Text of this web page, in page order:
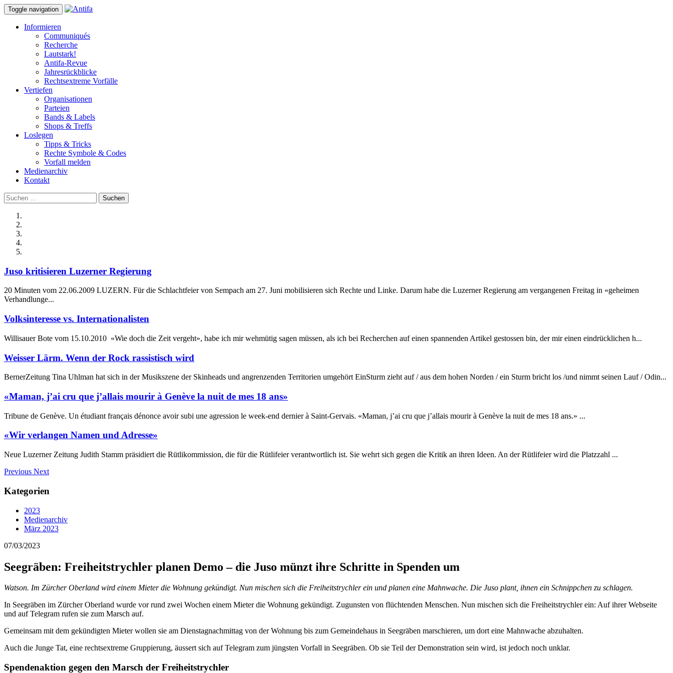
Toggle navigation
Informieren
Communiqués
Recherche
Lautstark!
Antifa-Revue
Jahresrückblicke
Rechtsextreme Vorfälle
Vertiefen
Organisationen
Parteien
Bands & Labels
Shops & Treffs
Loslegen
Tipps & Tricks
Rechte Symbole & Codes
Vorfall melden
Medienarchiv
Kontakt
Suchen
nach:
Juso kritisieren Luzerner Regierung
20 Minuten vom 22.06.2009 LUZERN. Für die Schlachtfeier von Sempach am 27. Juni mobilisieren sich Rechte und Linke. Darum habe die Luzerner Regierung am vergangenen Freitag in «geheimen
Verhandlunge...
Volksinteresse vs. Internationalisten
Willisauer Bote vom 15.10.2010 «Wie doch die Zeit vergeht», habe ich mir wehmütig sagen müssen, als ich bei Recherchen auf einen spannenden Artikel gestossen bin, der mir einen eindrücklichen h...
Weisser Lärm. Wenn der Rock rassistisch wird
BernerZeitung Tina Uhlman hat sich in der Musikszene der Skinheads und angrenzenden Territorien umgehört EinSturm zieht auf / aus dem hohen Norden / ein Sturm bricht los /und nimmt seinen Lauf / Odin...
«Maman, j’ai cru que j’allais mourir à Genève la nuit de mes 18 ans»
Tribune de Genève. Un étudiant français dénonce avoir subi une agression le week-end dernier à Saint-Gervais. «Maman, j’ai cru que j’allais mourir à Genève la nuit de mes 18 ans.» ...
«Wir verlangen Namen und Adresse»
Neue Luzerner Zeitung Judith Stamm präsidiert die Rütlikommission, die für die Rütlifeier verantwortlich ist. Sie wehrt sich gegen die Kritik an ihren Ideen. An der Rütlifeier wird die Platzzahl ...
Previous Next
Kategorien
2023
Medienarchiv
März 2023
07/03/2023
Seegräben: Freiheitstrychler planen Demo – die Juso münzt ihre Schritte in Spenden um
Watson. Im Zürcher Oberland wird einem Mieter die Wohnung gekündigt. Nun mischen sich die Freiheitstrychler ein und planen eine Mahnwache. Die Juso plant, ihnen ein Schnippchen zu schlagen.
In Seegräben im Zürcher Oberland wurde vor rund zwei Wochen einem Mieter die Wohnung gekündigt. Zugunsten von flüchtenden Menschen. Nun mischen sich die Freiheitstrychler ein: Auf ihrer Webseite
und auf Telegram rufen sie zum Marsch auf.
Gemeinsam mit dem gekündigten Mieter wollen sie am Dienstagnachmittag von der Wohnung bis zum Gemeindehaus in Seegräben marschieren, um dort eine Mahnwache abzuhalten.
Auch die Junge Tat, eine rechtsextreme Gruppierung, äussert sich auf Telegram zum jüngsten Vorfall in Seegräben. Ob sie Teil der Demonstration sein wird, ist jedoch noch unklar.
Spendenaktion gegen den Marsch der Freiheitstrychler